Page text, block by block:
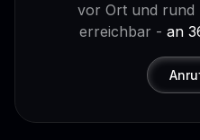
vor Ort und rund
erreichbar - an